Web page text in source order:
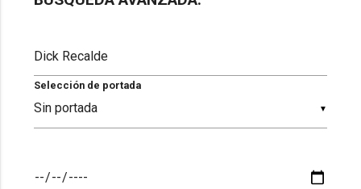
▼
Selección de portada